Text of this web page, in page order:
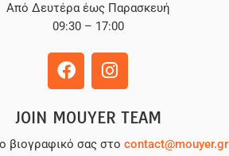
Από Δευτέρα έως Παρασκευή
09:30 – 17:00
JOIN MOUYER TEAM
βιογραφικό σας στο contact@mouyer.gr